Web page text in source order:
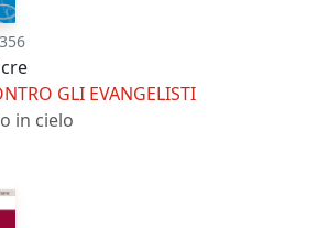
GLI EVANGELISTI
in cielo